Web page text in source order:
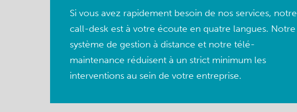
Si vous avez rapidement besoin de nos services, notre
call-desk est à votre écoute en quatre langues. Notre
système de gestion à distance et notre télé-
maintenance réduisent à un strict minimum les
interventions au sein de votre entreprise.